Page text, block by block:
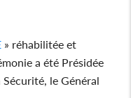
» réhabilitée et
a été Présidée
le Général